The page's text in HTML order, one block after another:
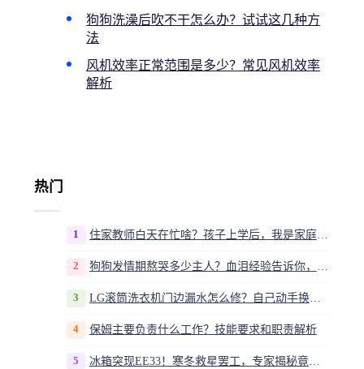
狗狗洗澡后吹不干怎么办？试试这几种方
法
风机效率正常范围是多少？常见风机效率
解析
热门
1 住家教师白天在忙啥？孩子上学后，我是家庭运营官
2
3 LG滚筒洗衣机门边漏水怎么修？自己动手换密封圈教程视频
4 保姆主要负责什么工作？技能要求和职责解析
5 冰箱突现EE33！寒冬救星罢工，专家揭秘竟是无解故障？